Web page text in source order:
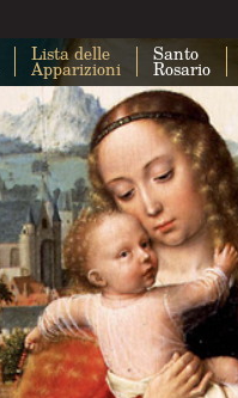
Lista delle
Apparizioni
Santo
Rosario